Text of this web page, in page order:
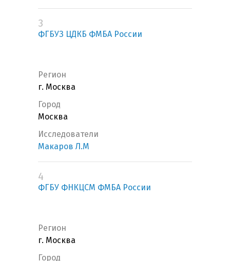
3
ФГБУЗ ЦДКБ ФМБА России
Регион
г. Москва
Город
Москва
Исследователи
Макаров Л.М
4
ФГБУ ФНКЦСМ ФМБА России
Регион
г. Москва
Город